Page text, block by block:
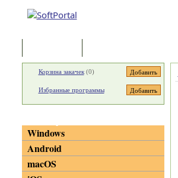
Корзина закачек(0)
Избранные программы
Windows
Android
macOS